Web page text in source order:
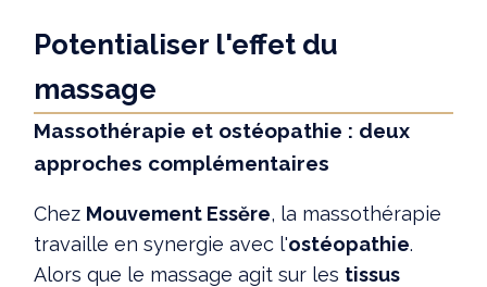
Potentialiser l'effet du
massage
Massothérapie et ostéopathie : deux
approches complémentaires
Chez Mouvement Essĕre, la massothérapie
travaille en synergie avec l'ostéopathie.
Alors que le massage agit sur les tissus